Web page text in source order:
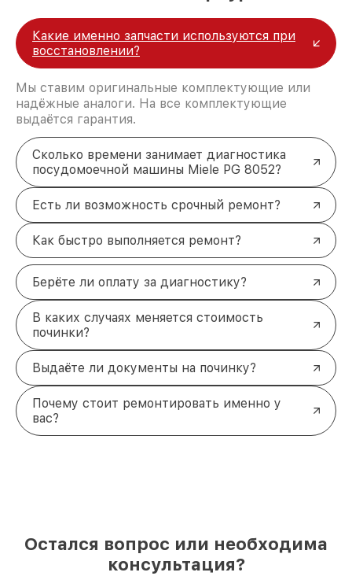
Какие именно запчасти используются при
восстановлении?
Мы ставим оригинальные комплектующие или
надёжные аналоги. На все комплектующие
выдаётся гарантия.
Сколько времени занимает диагностика
посудомоечной машины Miele PG 8052?
Есть ли возможность срочный ремонт?
Как быстро выполняется ремонт?
Берёте ли оплату за диагностику?
В каких случаях меняется стоимость
починки?
Выдаёте ли документы на починку?
Почему стоит ремонтировать именно у
вас?
Остался вопрос или необходима
консультация?